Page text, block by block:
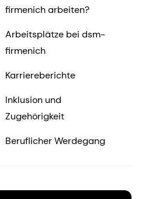
firmenich arbeiten?
Arbeitsplätze bei dsm-
firmenich
Karriereberichte
Inklusion und
Zugehörigkeit
Beruflicher Werdegang